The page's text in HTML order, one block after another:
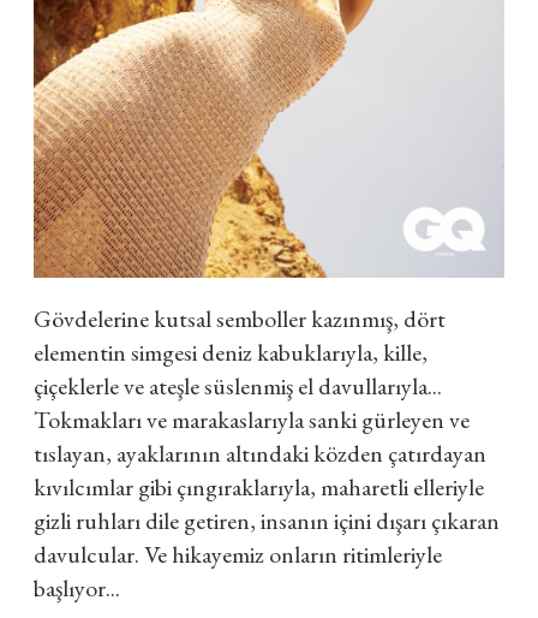
Gövdelerine kutsal semboller kazınmış, dört
elementin simgesi deniz kabuklarıyla, kille,
çiçeklerle ve ateşle süslenmiş el davullarıyla...
Tokmakları ve marakaslarıyla sanki gürleyen ve
tıslayan, ayaklarının altındaki közden çatırdayan
kıvılcımlar gibi çıngıraklarıyla, maharetli elleriyle
gizli ruhları dile getiren, insanın içini dışarı çıkaran
davulcular. Ve hikayemiz onların ritimleriyle
başlıyor...